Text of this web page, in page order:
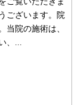
ございます。院
当院の施術は、
、...